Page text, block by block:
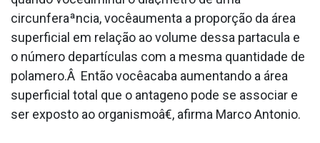
circunferaªncia, vocêaumenta a proporção da área
superficial em relação ao volume dessa parta­cula e
o número departículas com a mesma quantidade de
pola­mero.Â Então vocêacaba aumentando a área
superficial total que o anta­geno pode se associar e
ser exposto ao organismoâ€, afirma Marco Antonio.